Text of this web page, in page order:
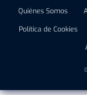
Quiénes Somos
Política de Cookies